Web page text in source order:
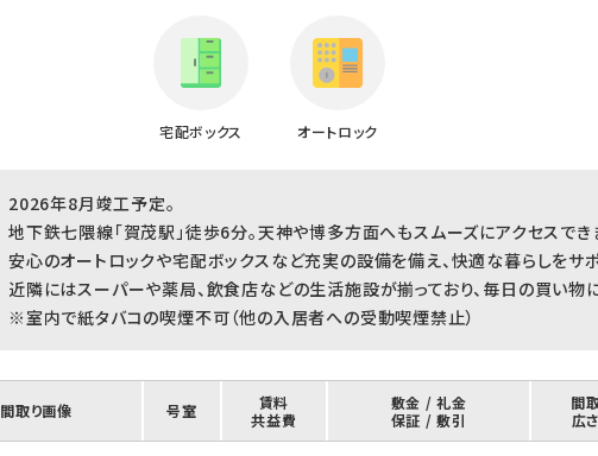
宅配ボックス オートロック
2026年8月竣工予定。
地下鉄七隈線「賀茂駅」徒歩6分。天神や博多方面へもスムーズにアクセスでき
安心のオートロックや宅配ボックスなど充実の設備を備え、快適な暮らしをサポ
近隣にはスーパーや薬局、飲食店などの生活施設が揃っており、毎日の買い物
※室内で紙タバコの喫煙不可（他の入居者への受動喫煙禁止）
間取り画像 号室
賃料
共益費
敷金 / 礼金
保証 / 敷引
間
広さ